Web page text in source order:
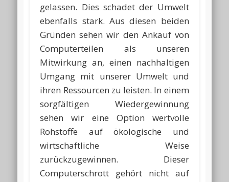
gelassen. Dies schadet der Umwelt
ebenfalls stark. Aus diesen beiden
Gründen sehen wir den Ankauf von
Computerteilen als unseren
Mitwirkung an, einen nachhaltigen
Umgang mit unserer Umwelt und
ihren Ressourcen zu leisten. In einem
sorgfältigen Wiedergewinnung
sehen wir eine Option wertvolle
Rohstoffe auf ökologische und
wirtschaftliche Weise
zurückzugewinnen. Dieser
Computerschrott gehört nicht auf